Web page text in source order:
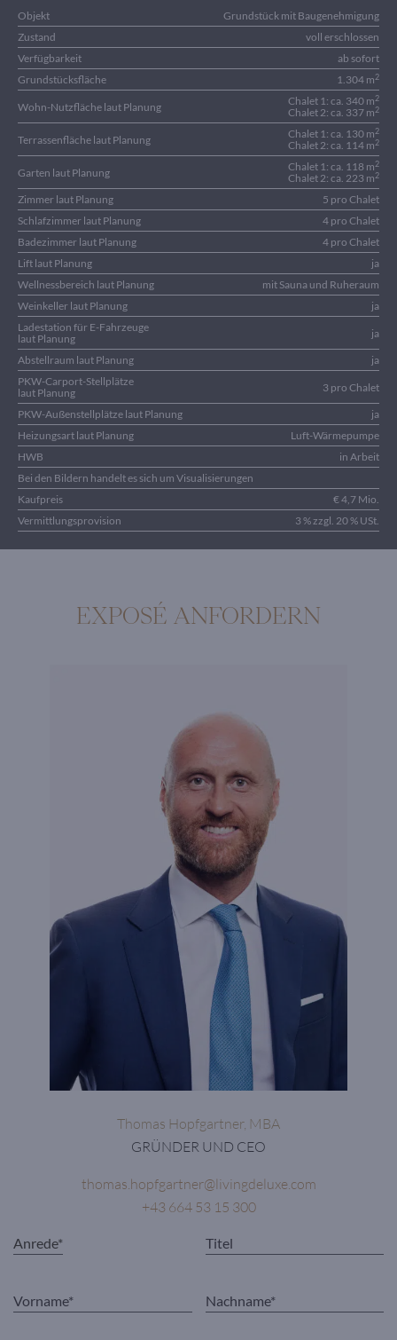
Objekt
Grundstück mit Baugenehmigung
Zustand
voll erschlossen
Verfügbarkeit
ab sofort
Grundstücksfläche
1.304 m2
Wohn-Nutzfläche laut Planung Chalet 1: ca. 340 m2
Chalet 2: ca. 337 m2
Terrassenfläche laut Planung Chalet 1: ca. 130 m2
Chalet 2: ca. 114 m2
Garten laut Planung Chalet 1: ca. 118 m2
Chalet 2: ca. 223 m2
Zimmer laut Planung
5 pro Chalet
Schlafzimmer laut Planung
4 pro Chalet
Badezimmer laut Planung
4 pro Chalet
Lift laut Planung
ja
Wellnessbereich laut Planung
mit Sauna und Ruheraum
Weinkeller laut Planung
ja
Ladestation für E-Fahrzeuge
laut Planung
ja
Abstellraum laut Planung
ja
PKW-Carport-Stellplätze
laut Planung
3 pro Chalet
PKW-Außenstellplätze laut Planung
ja
Heizungsart laut Planung
Luft-Wärmepumpe
HWB
in Arbeit
Bei den Bildern handelt es sich um Visualisierungen
Kaufpreis
€ 4,7 Mio.
Vermittlungsprovision
3 % zzgl. 20 % USt.
EXPOSÉ ANFORDERN
Thomas Hopfgartner, MBA
GRÜNDER UND CEO
thomas.hopfgartner@livingdeluxe.com
+43 664 53 15 300